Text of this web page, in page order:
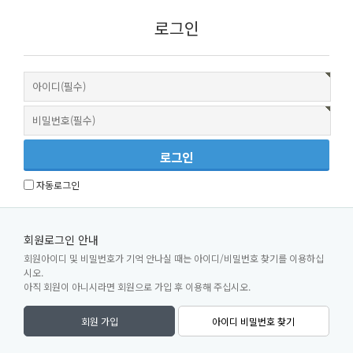
로그인
자동로그인
회원로그인 안내
회원아이디 및 비밀번호가 기억 안나실 때는 아이디/비밀번호 찾기를 이용하십
시오.
아직 회원이 아니시라면 회원으로 가입 후 이용해 주십시오.
아이디 비밀번호 찾기
회원 가입